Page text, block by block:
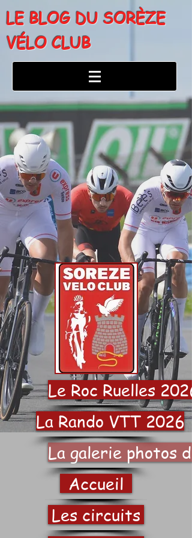
LE BLOG DU SORÈZE
VÉLO CLUB
Le Roc Ruelles 2026
La Rando VTT 2026
La galerie photos
Accueil
Les circuits